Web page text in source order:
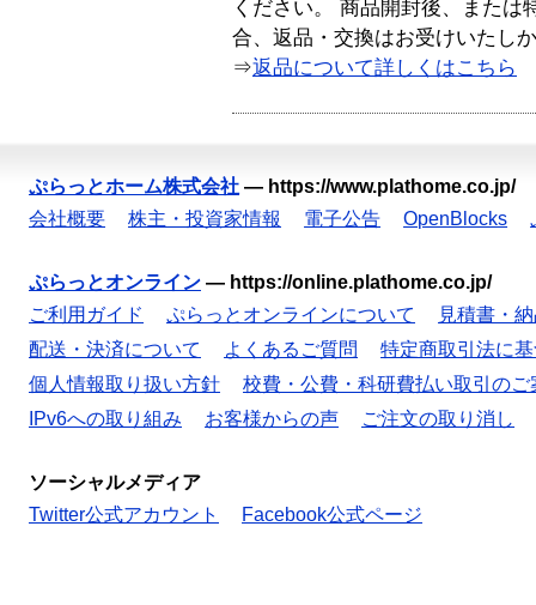
ください。 商品開封後、または
合、返品・交換はお受けいたし
⇒返品について詳しくはこちら
ぷらっとホーム株式会社 — https://www.plathome.co.jp/
会社概要
株主・投資家情報 電子公告 OpenBlocks
ぷらっとオンライン — https://online.plathome.co.jp/
ご利用ガイド
ぷらっとオンラインについて
見積書・
配送・決済について
よくあるご質問
特定商取引法に
個人情報取り扱い方針
校費・公費・科研費払い取引のご
IPv6への取り組み
お客様からの声 ご注文の取り消し
ソーシャルメディア
Twitter公式アカウント
Facebook公式ページ